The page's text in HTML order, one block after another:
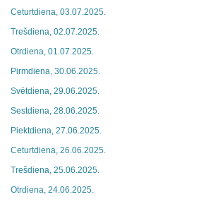
Ceturtdiena, 03.07.2025.
Trešdiena, 02.07.2025.
Otrdiena, 01.07.2025.
Pirmdiena, 30.06.2025.
Svētdiena, 29.06.2025.
Sestdiena, 28.06.2025.
Piektdiena, 27.06.2025.
Ceturtdiena, 26.06.2025.
Trešdiena, 25.06.2025.
Otrdiena, 24.06.2025.